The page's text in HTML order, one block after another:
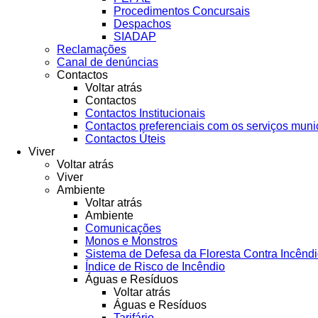
Procedimentos Concursais
Despachos
SIADAP
Reclamações
Canal de denúncias
Contactos
Voltar atrás
Contactos
Contactos Institucionais
Contactos preferenciais com os serviços
Contactos Úteis
Viver
Voltar atrás
Viver
Ambiente
Voltar atrás
Ambiente
Comunicações
Monos e Monstros
Sistema de Defesa da Floresta Contra
Índice de Risco de Incêndio
Águas e Resíduos
Voltar atrás
Águas e Resíduos